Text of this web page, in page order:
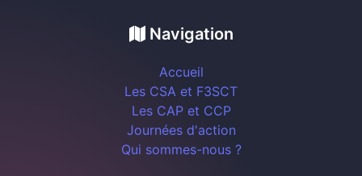
Navigation
Accueil
Les CSA et F3SCT
Les CAP et CCP
Journées d'action
Qui sommes-nous ?